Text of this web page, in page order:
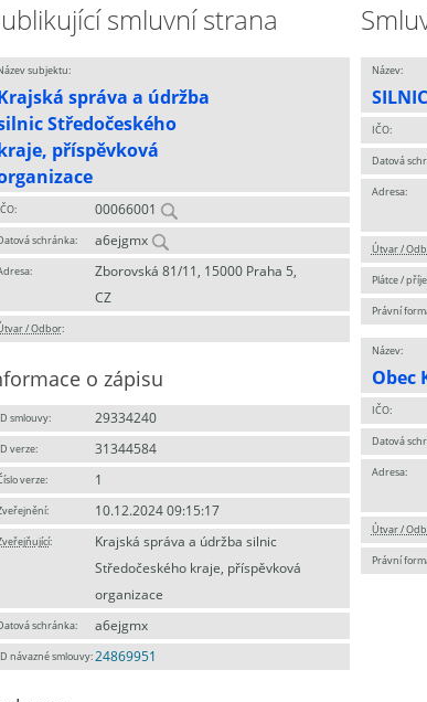
smluvní strana
subjektu:
správa a údržba
Středočeského
příspěvková
00066001
schránka: a6ejgmx
Zborovská 81/11, 15000 Praha 5,
CZ
/ Odbor:
o zápisu
smlouvy: 29334240
verze: 31344584
verze: 1
10.12.2024 09:15:17
:
Krajská správa a údržba silnic
Středočeského kraje, příspěvková
organizace
schránka: a6ejgmx
návazné smlouvy:24869951
Název:
IČO:
Datová
Adresa:
Útvar /
Plátce /
Právní
Název:
Obec
IČO:
Datová
Adresa:
Útvar /
Právní